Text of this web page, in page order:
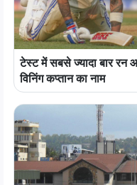
टेस्ट में सबसे ज्यादा बार रन
विनिंग कप्तान का नाम